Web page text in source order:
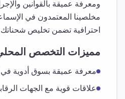
ومعرفة عميقة بالقوانين
مخلصينا المعتمدون في
احترافية تضمن تخليص
مميزات التخصص
معرفة عميقة بسوق أدوية في
علاقات قوية مع الجهات